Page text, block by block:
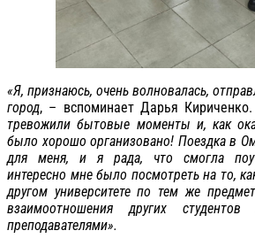
«Я, признаюсь, очень волновалась,
город, – вспоминает Дарья
тревожили бытовые моменты и, как
было хорошо организовано! Поездка в
для меня, и я рада, что смогла
интересно мне было посмотреть на то,
другом университете по тем же
взаимоотношения других
преподавателями».